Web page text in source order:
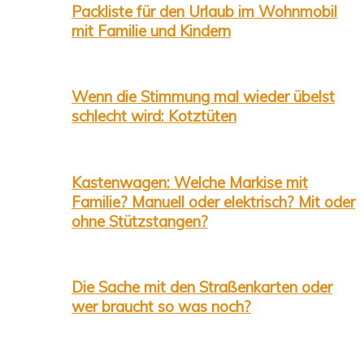
Packliste für den Urlaub im Wohnmobil
mit Familie und Kindern
Wenn die Stimmung mal wieder übelst
schlecht wird: Kotztüten
Kastenwagen: Welche Markise mit
Familie? Manuell oder elektrisch? Mit oder
ohne Stützstangen?
Die Sache mit den Straßenkarten oder
wer braucht so was noch?